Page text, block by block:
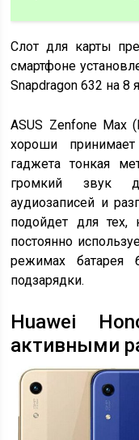
Слот для карты
смартфоне
Snapdragon 632 на 8
ASUS Zenfone Max
хороши
гаджета тонкая
громкий звук
аудиозаписей и
подойдет для
постоянно
режимах
подзарядки.
Huawei
активными